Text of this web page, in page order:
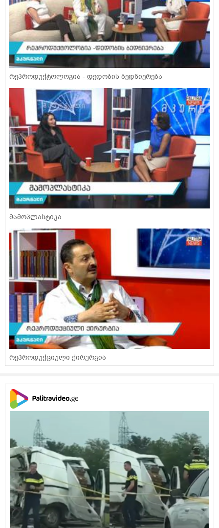
რეპროდუქტოლოგია - დედობის ბედნიერება
მამოპლასტიკა
რეპროდუქციული ქირურგია